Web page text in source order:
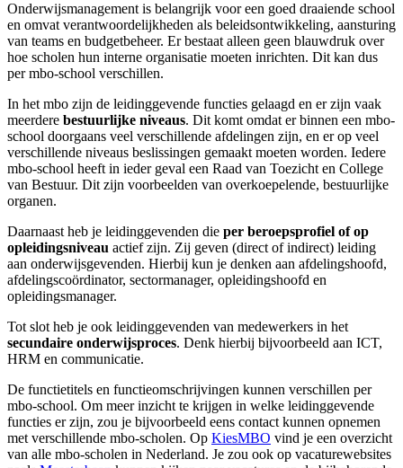
Onderwijsmanagement is belangrijk voor een goed draaiende school
en omvat verantwoordelijkheden als beleidsontwikkeling, aansturing
van teams en budgetbeheer. Er bestaat alleen geen blauwdruk over
hoe scholen hun interne organisatie moeten inrichten. Dit kan dus
per mbo-school verschillen.
In het mbo zijn de leidinggevende functies gelaagd en er zijn vaak
meerdere bestuurlijke niveaus. Dit komt omdat er binnen een mbo-
school doorgaans veel verschillende afdelingen zijn, en er op veel
verschillende niveaus beslissingen gemaakt moeten worden. Iedere
mbo-school heeft in ieder geval een Raad van Toezicht en College
van Bestuur. Dit zijn voorbeelden van overkoepelende, bestuurlijke
organen.
Daarnaast heb je leidinggevenden die per beroepsprofiel of op
opleidingsniveau actief zijn. Zij geven (direct of indirect) leiding
aan onderwijsgevenden. Hierbij kun je denken aan afdelingshoofd,
afdelingscoördinator, sectormanager, opleidingshoofd en
opleidingsmanager.
Tot slot heb je ook leidinggevenden van medewerkers in het
secundaire onderwijsproces. Denk hierbij bijvoorbeeld aan ICT,
HRM en communicatie.
De functietitels en functieomschrijvingen kunnen verschillen per
mbo-school. Om meer inzicht te krijgen in welke leidinggevende
functies er zijn, zou je bijvoorbeeld eens contact kunnen opnemen
met verschillende mbo-scholen. Op KiesMBO vind je een overzicht
van alle mbo-scholen in Nederland. Je zou ook op vacaturewebsites